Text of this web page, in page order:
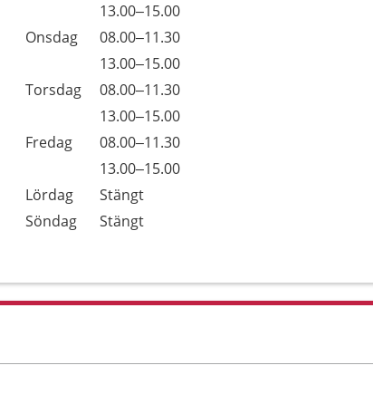
13.00–15.00
Onsdag
08.00–11.30
13.00–15.00
Torsdag
08.00–11.30
13.00–15.00
Fredag
08.00–11.30
13.00–15.00
Lördag
Stängt
Söndag
Stängt